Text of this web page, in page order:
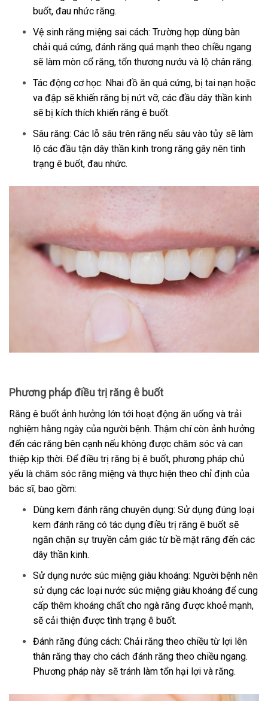
buốt, đau nhức răng.
Vệ sinh răng miệng sai cách: Trường hợp dùng bàn
chải quá cứng, đánh răng quá mạnh theo chiều ngang
sẽ làm mòn cổ răng, tổn thương nướu và lộ chân răng.
Tác động cơ học: Nhai đồ ăn quá cứng, bị tai nạn hoặc
va đập sẽ khiến răng bị nứt vỡ, các đầu dây thần kinh
sẽ bị kích thích khiến răng ê buốt.
Sâu răng: Các lỗ sâu trên răng nếu sâu vào tủy sẽ làm
lộ các đầu tận dây thần kinh trong răng gây nên tình
trạng ê buốt, đau nhức.
Phương pháp điều trị răng ê buốt
Răng ê buốt ảnh hưởng lớn tới hoạt động ăn uống và trải
nghiệm hằng ngày của người bệnh. Thậm chí còn ảnh hưởng
đến các răng bên cạnh nếu không được chăm sóc và can
thiệp kịp thời. Để điều trị răng bị ê buốt, phương pháp chủ
yếu là chăm sóc răng miệng và thực hiện theo chỉ định của
bác sĩ, bao gồm:
Dùng kem đánh răng chuyên dụng: Sử dụng đúng loại
kem đánh răng có tác dụng điều trị răng ê buốt sẽ
ngăn chặn sự truyền cảm giác từ bề mặt răng đến các
dây thần kinh.
Sử dụng nước súc miệng giàu khoáng: Người bệnh nên
sử dụng các loại nước súc miệng giàu khoáng để cung
cấp thêm khoáng chất cho ngà răng được khoẻ mạnh,
sẽ cải thiện được tình trạng ê buốt.
Đánh răng đúng cách: Chải răng theo chiều từ lợi lên
thân răng thay cho cách đánh răng theo chiều ngang.
Phương pháp này sẽ tránh làm tổn hại lợi và răng.